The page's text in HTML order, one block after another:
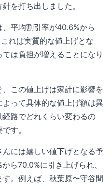
を打ち出しました。
、平均割引率が40.6%から
れは実質的な値上げとな
は負担が増えることになり
この値上げは家計に影響を
って具体的な値上げ額は異
路でどれくらい変わるの
す。
んには嬉しい値下げとなる予
ら70.0%に引き上げられ、
。例えば、秋葉原〜守谷間